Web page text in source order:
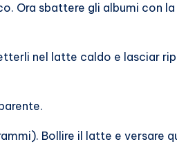
Ora sbattere gli albumi con la
nel latte caldo e lasciar
Bollire il latte e versare